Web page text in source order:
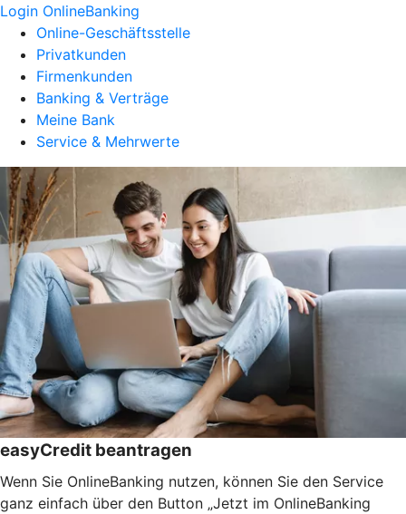
Login OnlineBanking
Online-Geschäftsstelle
Privatkunden
Firmenkunden
Banking & Verträge
Meine Bank
Service & Mehrwerte
easyCredit beantragen
Wenn Sie OnlineBanking nutzen, können Sie den Service
ganz einfach über den Button „Jetzt im OnlineBanking